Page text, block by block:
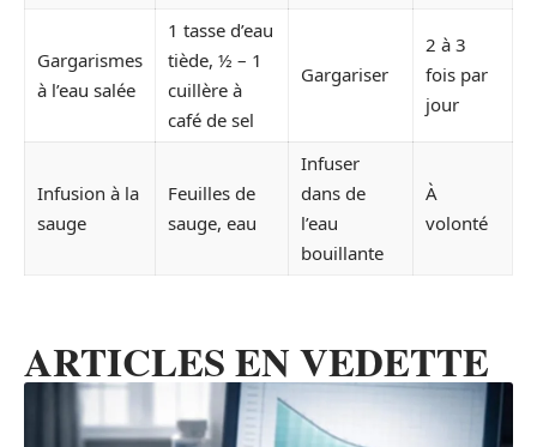
Gargarismes
à l’eau salée
1 tasse d’eau
tiède, ½ – 1
cuillère à
café de sel
Gargariser
2 à 3
fois par
jour
Infusion à la
sauge
Feuilles de
sauge, eau
Infuser
dans de
l’eau
bouillante
À
volonté
ARTICLES EN VEDETTE